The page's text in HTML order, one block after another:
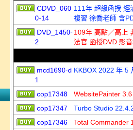
CDVD_060
0-14
111年 超級函授 經
複習 徐喬老師 含
DVD_1450-
2
109年 高點／高上
法官 函授DVD 影
mcd1690-d
1
KKBOX 2022 年 5
cop17348
WebsitePainter
cop17347
Turbo Studio
cop17346
Total Commander